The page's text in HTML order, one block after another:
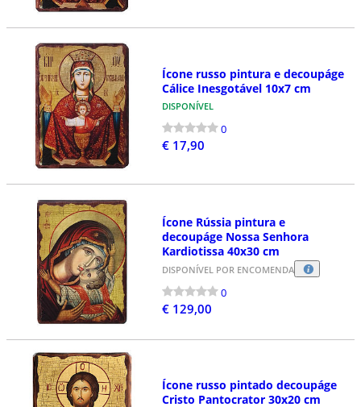
Ícone russo pintura e decoupáge
Cálice Inesgotável 10x7 cm
DISPONÍVEL
0
€ 17,90
Ícone Rússia pintura e
decoupáge Nossa Senhora
Kardiotissa 40x30 cm
DISPONÍVEL POR ENCOMENDA
0
€ 129,00
Ícone russo pintado decoupáge
Cristo Pantocrator 30x20 cm